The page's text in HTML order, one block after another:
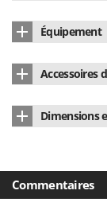
Type de moteur
Type de moteur
Type de
Puissance
Alimentation
Équipement
Accessoires
Manuel
Dimensions
Poids net
Commentaires